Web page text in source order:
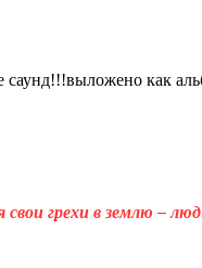
саунд!!!выложено как
свои грехи в землю –